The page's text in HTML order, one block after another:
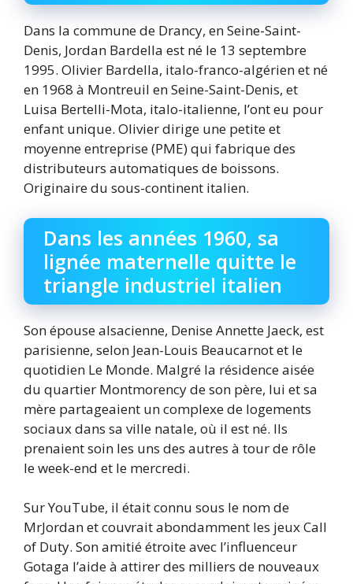
Dans la commune de Drancy, en Seine-Saint-
Denis, Jordan Bardella est né le 13 septembre
1995. Olivier Bardella, italo-franco-algérien et né
en 1968 à Montreuil en Seine-Saint-Denis, et
Luisa Bertelli-Mota, italo-italienne, l’ont eu pour
enfant unique. Olivier dirige une petite et
moyenne entreprise (PME) qui fabrique des
distributeurs automatiques de boissons.
Originaire du sous-continent italien.
Dans les années 1960, sa
lignée maternelle quitte le
triangle industriel italien
Son épouse alsacienne, Denise Annette Jaeck, est
parisienne, selon Jean-Louis Beaucarnot et le
quotidien Le Monde. Malgré la résidence aisée
du quartier Montmorency de son père, lui et sa
mère partageaient un complexe de logements
sociaux dans sa ville natale, où il est né. Ils
prenaient soin les uns des autres à tour de rôle
le week-end et le mercredi.
Sur YouTube, il était connu sous le nom de
MrJordan et couvrait abondamment les jeux Call
of Duty. Son amitié étroite avec l’influenceur
Gotaga l’aide à attirer des milliers de nouveaux